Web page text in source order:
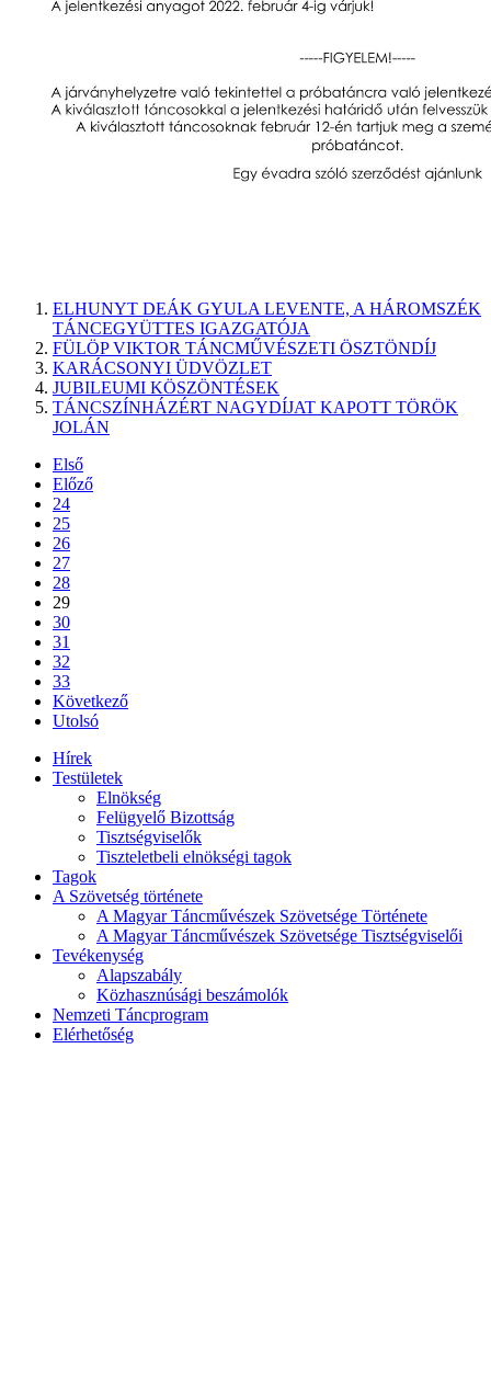
ELHUNYT DEÁK GYULA LEVENTE, A HÁROMSZÉK
TÁNCEGYÜTTES IGAZGATÓJA
FÜLÖP VIKTOR TÁNCMŰVÉSZETI ÖSZTÖNDÍJ
KARÁCSONYI ÜDVÖZLET
JUBILEUMI KÖSZÖNTÉSEK
TÁNCSZÍNHÁZÉRT NAGYDÍJAT KAPOTT TÖRÖK
JOLÁN
Első
Előző
24
25
26
27
28
29
30
31
32
33
Következő
Utolsó
Hírek
Testületek
Elnökség
Felügyelő Bizottság
Tisztségviselők
Tiszteletbeli elnökségi tagok
Tagok
A Szövetség története
A Magyar Táncművészek Szövetsége Története
A Magyar Táncművészek Szövetsége Tisztségviselői
Tevékenység
Alapszabály
Közhasznúsági beszámolók
Nemzeti Táncprogram
Elérhetőség